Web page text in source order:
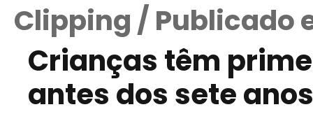
Clipping / Publicado
Crianças têm
antes dos sete anos